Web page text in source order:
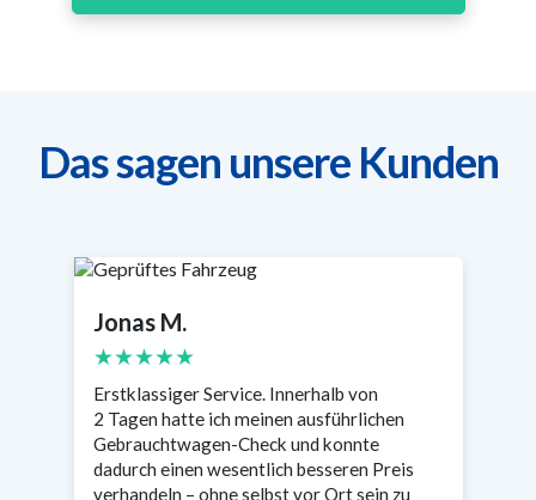
Das sagen unsere Kunden
Jonas M.
★★★★★
Erstklassiger Service. Innerhalb von
2 Tagen hatte ich meinen ausführlichen
Gebrauchtwagen-Check und konnte
dadurch einen wesentlich besseren Preis
verhandeln – ohne selbst vor Ort sein zu